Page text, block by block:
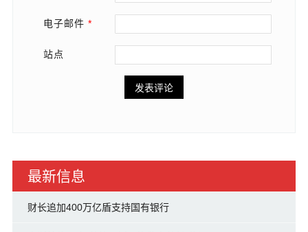
电子邮件 *
站点
最新信息
财长追加400万亿盾支持国有银行